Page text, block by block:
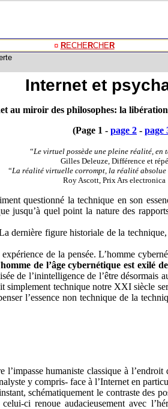
¤ RECHERCHER
Internet et
au miroir des philosophes: la libération
(Page 1 - page 2 - page
“Le virtuel possède une pleine réalité, en
Gilles Deleuze, Différence et
“La réalité virtuelle corrompt, la réalité absolue
Roy Ascott, Prix Ars electronica
questionné la technique en son
jusqu’à quel point la nature des
dernière figure historiale de la
de la pensée. L’homme
de l’âge cybernétique est exilé
de l’inintelligence de l’être
simplement technique notre XXI siècle
l’essence non technique de la
humaniste classique à
y compris- face à l’Internet en
schématiquement le contraste des
ci renoue audacieusement avec